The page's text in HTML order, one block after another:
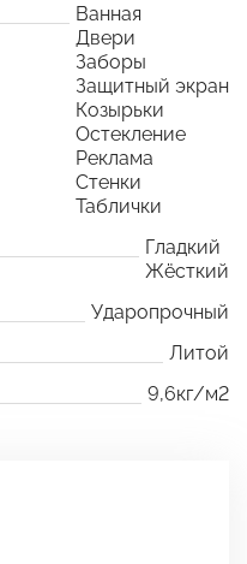
Ванная
Двери
Заборы
Защитный экран
Козырьки
Остекление
Реклама
Стенки
Таблички
Гладкий
Жёсткий
Ударопрочный
Литой
9,6кг/м2